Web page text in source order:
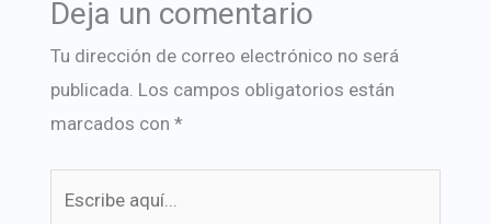
Deja un comentario
Tu dirección de correo electrónico no será
publicada. Los campos obligatorios están
marcados con *